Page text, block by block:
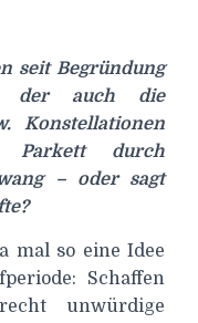
seit Begründung
der auch die
Konstellationen
Parkett durch
– oder sagt
mal so eine Idee
Schaffen
unwürdige